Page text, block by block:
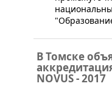
В Томске
NOVUS - 2017